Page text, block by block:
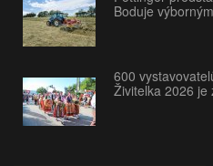
Boduje
600
Živitelka 2026 je